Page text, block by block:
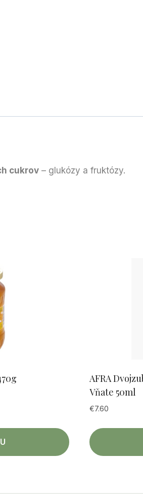
cukrov – glukózy a fruktózy.
AFRA
Vňate 50ml
€7.60